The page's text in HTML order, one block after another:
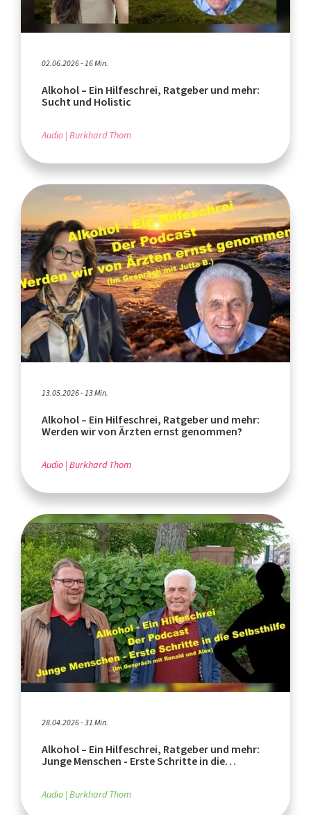
02.06.2026 - 16 Min.
Alkohol – Ein Hilfeschrei, Ratgeber und mehr:
Sucht und Holistic
Audio Burkhard Thom
13.05.2026 - 13 Min.
Alkohol – Ein Hilfeschrei, Ratgeber und mehr:
Werden wir von Ärzten ernst genommen?
Audio Burkhard Thom
28.04.2026 - 31 Min.
Alkohol – Ein Hilfeschrei, Ratgeber und mehr:
Junge Menschen - Erste Schritte in die
Audio Burkhard Thom